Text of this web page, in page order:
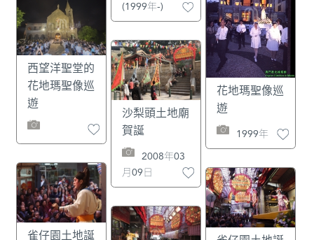
(1999年-)
花地瑪聖像巡
遊
1999年
西望洋聖堂的
花地瑪聖像巡
遊
沙梨頭土地廟
賀誕
2008年03
月09日
雀仔園土地誕